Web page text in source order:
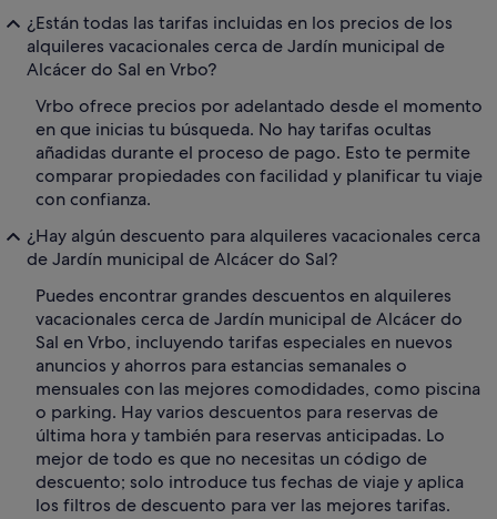
¿Están todas las tarifas incluidas en los precios de los
alquileres vacacionales cerca de Jardín municipal de
Alcácer do Sal en Vrbo?
Vrbo ofrece precios por adelantado desde el momento
en que inicias tu búsqueda. No hay tarifas ocultas
añadidas durante el proceso de pago. Esto te permite
comparar propiedades con facilidad y planificar tu viaje
con confianza.
¿Hay algún descuento para alquileres vacacionales cerca
de Jardín municipal de Alcácer do Sal?
Puedes encontrar grandes descuentos en alquileres
vacacionales cerca de Jardín municipal de Alcácer do
Sal en Vrbo, incluyendo tarifas especiales en nuevos
anuncios y ahorros para estancias semanales o
mensuales con las mejores comodidades, como piscina
o parking. Hay varios descuentos para reservas de
última hora y también para reservas anticipadas. Lo
mejor de todo es que no necesitas un código de
descuento; solo introduce tus fechas de viaje y aplica
los filtros de descuento para ver las mejores tarifas.